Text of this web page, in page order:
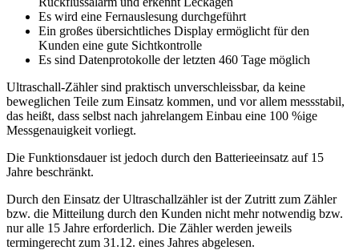
Es wird eine Fernauslesung durchgeführt
Ein großes übersichtliches Display ermöglicht für den
Kunden eine gute Sichtkontrolle
Es sind Datenprotokolle der letzten 460 Tage möglich
Ultraschall-Zähler sind praktisch unverschleissbar, da keine
beweglichen Teile zum Einsatz kommen, und vor allem messstabil,
das heißt, dass selbst nach jahrelangem Einbau eine 100 %ige
Messgenauigkeit vorliegt.
Die Funktionsdauer ist jedoch durch den Batterieeinsatz auf 15
Jahre beschränkt.
Durch den Einsatz der Ultraschallzähler ist der Zutritt zum Zähler
bzw. die Mitteilung durch den Kunden nicht mehr notwendig bzw.
nur alle 15 Jahre erforderlich. Die Zähler werden jeweils
termingerecht zum 31.12. eines Jahres abgelesen.